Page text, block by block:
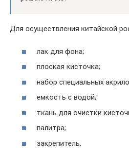
Для осуществления китайской
лак для фона;
плоская кисточка;
набор специальных
емкость с водой;
ткань для очистки
палитра;
закрепитель.